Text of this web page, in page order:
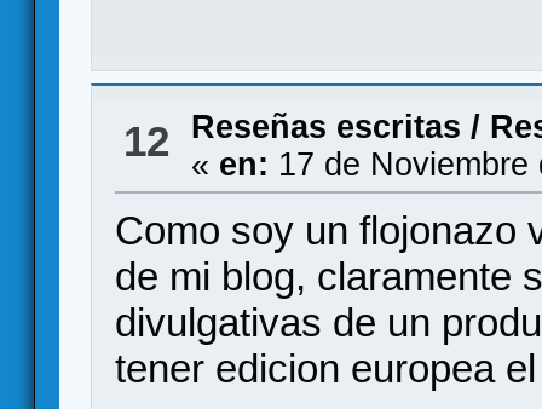
12 Reseñas escritas /
« en: 17 de
Como soy un flojonazo
de mi blog, claramente
divulgativas de un
tener edicion europea